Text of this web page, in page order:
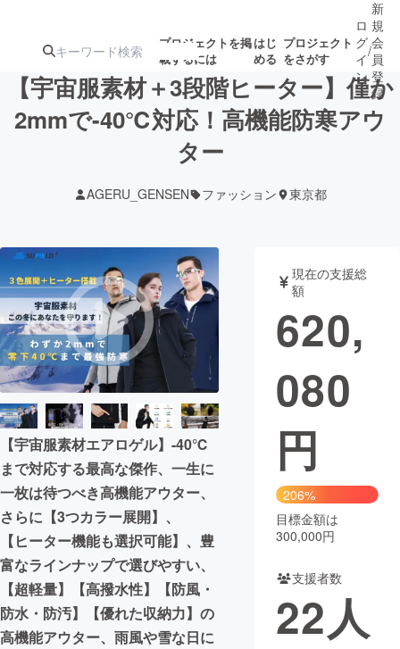
プロジェクトを掲
載するには
はじ
める
プロジェクト
をさがす
注目の新着プロ募集終了が近いプ
テクノロジー・ガジェット
映像・映画 書籍・雑誌
ビジネス・起業 チャレンジ
まちづくり・地域活性化
CAMPFIRE for Social Good
CAMPFIRE Creation
CAMPFIREふるさと納税
コミュニティ
ロ
グ
イ
ン
/
新
規
会
員
登
録
【宇宙服素材＋3段階ヒーター】僅か
2mmで-40℃対応！高機能防寒アウ
ター
AGERU_GENSEN ファッション 東京都
【宇宙服素材エアロゲル】-40℃
まで対応する最高な傑作、一生に
一枚は待つべき高機能アウター、
さらに【3つカラー展開】、
【ヒーター機能も選択可能】、豊
富なラインナップで選びやすい、
【超軽量】【高撥水性】【防風・
防水・防汚】【優れた収納力】の
高機能アウター、雨風や雪な日に
現在の支援総
額
620,
080
円
206%
目標金額は
300,000円
支援者数
22人